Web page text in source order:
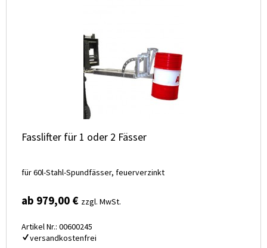
Fasslifter für 1 oder 2 Fässer
für 60l-Stahl-Spundfässer, feuerverzinkt
ab 979,00 € zzgl. MwSt.
Artikel Nr.: 00600245
versandkostenfrei